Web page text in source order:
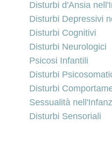
Disturbi d'Ansia
Disturbi Depressivi
Disturbi Cognitivi
Disturbi Neurologici
Psicosi Infantili
Disturbi
Disturbi
Sessualità
Disturbi Sensoriali